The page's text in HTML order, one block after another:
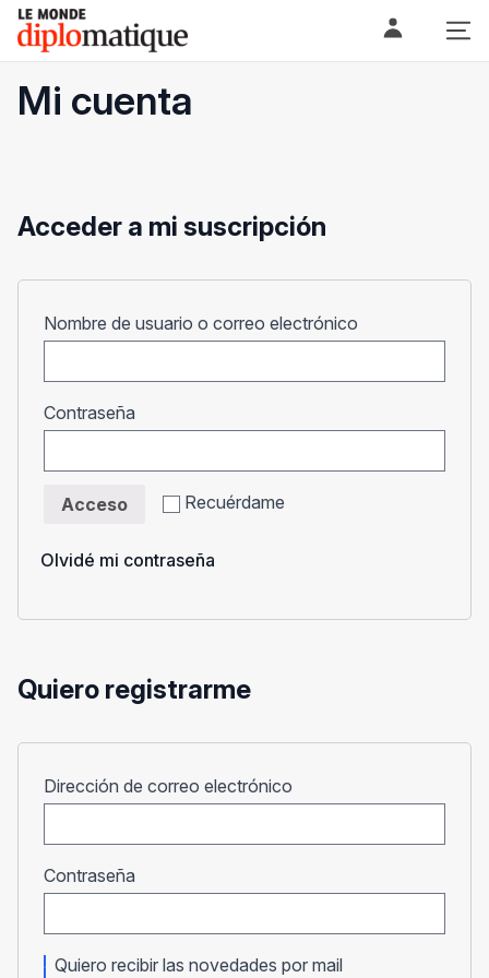
Skip
content
Le monde diplomatique
Mi cuenta
Acceder a mi suscripción
Nombre de usuario o correo electrónico
Contraseña
Recuérdame
Acceso
Olvidé mi contraseña
Quiero registrarme
Dirección de correo electrónico
Contraseña
Quiero recibir las novedades por mail